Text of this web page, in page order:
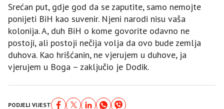
Srećan put, gdje god da se zaputite, samo nemojte
ponijeti BiH kao suvenir. Njeni narodi nisu vaša
kolonija. A, duh BiH o kome govorite odavno ne
postoji, ali postoji nečija volja da ovo bude zemlja
duhova. Kao hrišćanin, ne vjerujem u duhove, ja
vjerujem u Boga – zaključio je Dodik.
PODJELI VIJEST